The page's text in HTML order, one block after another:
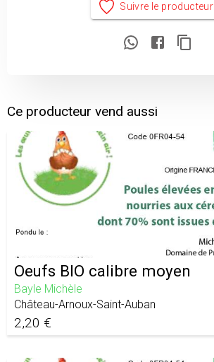
Suivre le producteur
Ce producteur vend aussi
Oeufs BIO calibre moyen
Bayle Michèle
Château-Arnoux-Saint-Auban
2,20 €